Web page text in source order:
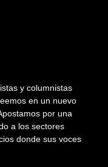
y columnistas
en un nuevo
por una
a los sectores
donde sus voces